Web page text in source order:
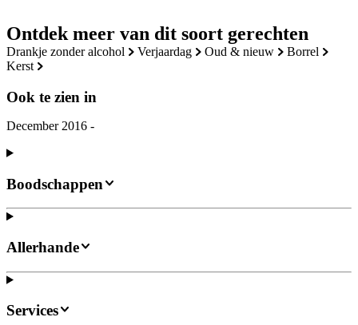
Ontdek meer van dit soort gerechten
drankje zonder alcohol verjaardag oud & nieuw
borrel
kerst
Ook te zien in
December 2016 -
Boodschappen
Allerhande
Services